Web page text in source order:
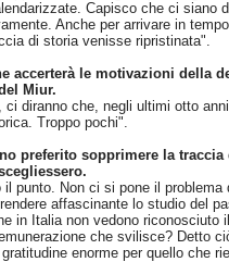
Capisco che ci siano
Anche per arrivare in
di storia venisse ripristinata".
accerterà le motivazioni della
Miur.
ci diranno che, negli ultimi otto
Troppo pochi".
preferito sopprimere la
il punto. Non ci si pone il
affascinante lo studio del
in Italia non vedono riconosciuto
che svilisce? Detto
enorme per quello che